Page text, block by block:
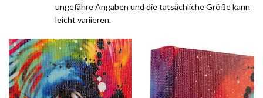
ungefähre Angaben und die tatsächliche Größe kann
leicht variieren.